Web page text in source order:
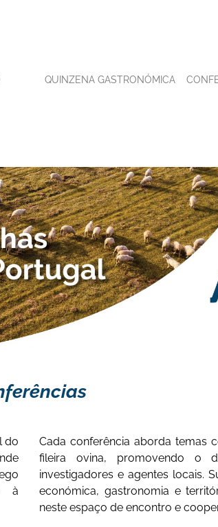
QUINZENA GASTRONÓMICA
do
à
Cada conferência aborda temas
fileira ovina, promovendo o
investigadores e agentes locais.
económica, gastronomia e
neste espaço de encontro e